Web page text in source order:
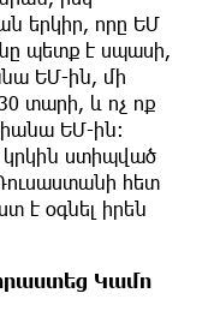
երկիր, որը ԵՄ
պետք է սպասի,
ԵՄ-ին, մի
տարի, և ոչ ոք
ԵՄ-ին։
ստիպված
հետ
է օգնել իրեն
Կամո